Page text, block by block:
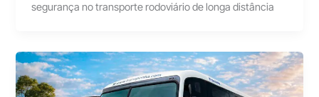
segurança no transporte rodoviário de longa distância